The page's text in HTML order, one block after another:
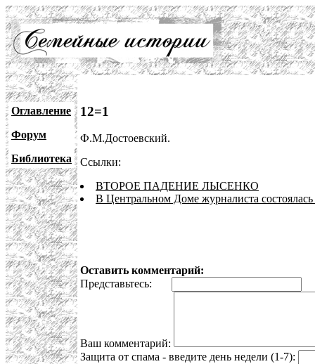
Оглавление
Форум
Библиотека
12=1
Ф.М.Достоевский.
Ссылки:
ВТОРОЕ ПАДЕНИЕ ЛЫСЕНКО
В Центральном Доме журналиста состоялась
Оставить комментарий:
Представьтесь:
Ваш комментарий:
Защита от спама - введите день недели (1-7):